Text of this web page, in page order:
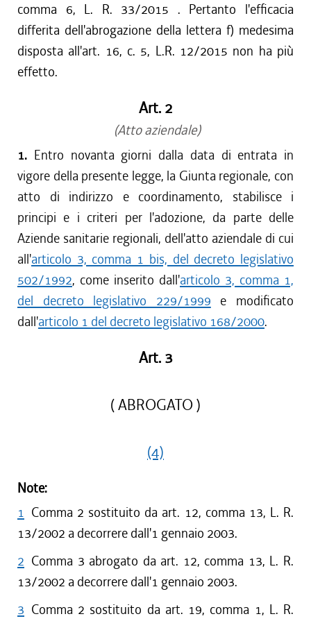
comma 6, L. R. 33/2015 . Pertanto l'efficacia
differita dell'abrogazione della lettera f) medesima
disposta all'art. 16, c. 5, L.R. 12/2015 non ha più
effetto.
Art. 2
(Atto aziendale)
1. Entro novanta giorni dalla data di entrata in
vigore della presente legge, la Giunta regionale, con
atto di indirizzo e coordinamento, stabilisce i
principi e i criteri per l'adozione, da parte delle
Aziende sanitarie regionali, dell'atto aziendale di cui
all'articolo 3, comma 1 bis, del decreto legislativo
502/1992, come inserito dall'articolo 3, comma 1,
del decreto legislativo 229/1999 e modificato
dall'articolo 1 del decreto legislativo 168/2000.
Art. 3
( ABROGATO )
(4)
Note:
1 Comma 2 sostituito da art. 12, comma 13, L. R.
13/2002 a decorrere dall'1 gennaio 2003.
2 Comma 3 abrogato da art. 12, comma 13, L. R.
13/2002 a decorrere dall'1 gennaio 2003.
3 Comma 2 sostituito da art. 19, comma 1, L. R.